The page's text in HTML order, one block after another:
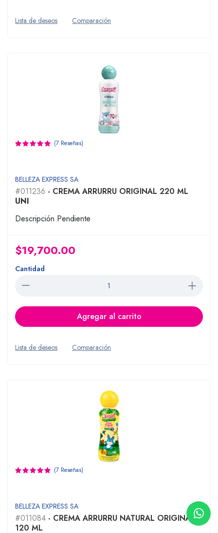
Lista de deseos Comparación
(7 Reseñas)
BELLEZA EXPRESS SA
#011236 - CREMA ARRURRU ORIGINAL 220 ML
UNI
Descripción Pendiente
$19,700.00
Cantidad
Agregar al carrito
Lista de deseos Comparación
(7 Reseñas)
BELLEZA EXPRESS SA
#011084 - CREMA ARRURRU NATURAL ORIGINAL
120 ML